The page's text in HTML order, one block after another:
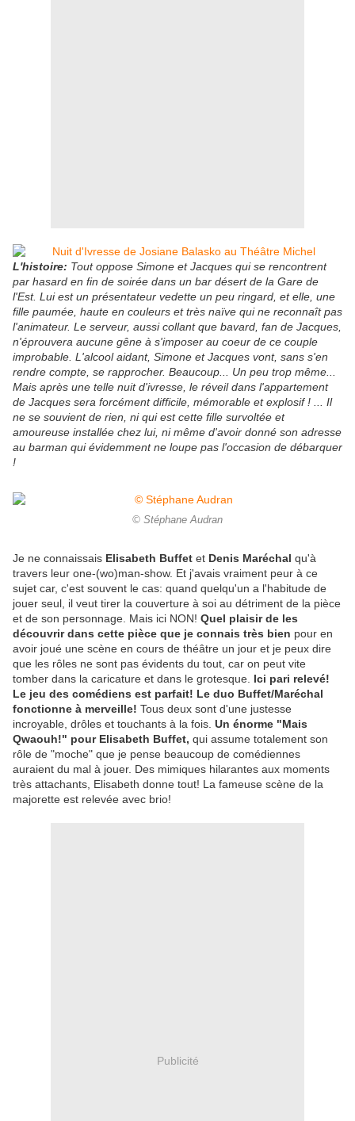
L'histoire: Tout oppose Simone et Jacques qui se rencontrent
par hasard en fin de soirée dans un bar désert de la Gare de
l'Est. Lui est un présentateur vedette un peu ringard, et elle, une
fille paumée, haute en couleurs et très naïve qui ne reconnaît pas
l'animateur. Le serveur, aussi collant que bavard, fan de Jacques,
n'éprouvera aucune gêne à s'imposer au coeur de ce couple
improbable. L'alcool aidant, Simone et Jacques vont, sans s'en
rendre compte, se rapprocher. Beaucoup... Un peu trop même...
Mais après une telle nuit d'ivresse, le réveil dans l'appartement
de Jacques sera forcément difficile, mémorable et explosif ! ... Il
ne se souvient de rien, ni qui est cette fille survoltée et
amoureuse installée chez lui, ni même d'avoir donné son adresse
au barman qui évidemment ne loupe pas l'occasion de débarquer
!
© Stéphane Audran
Je ne connaissais Elisabeth Buffet et Denis Maréchal qu'à
travers leur one-(wo)man-show. Et j'avais vraiment peur à ce
sujet car, c'est souvent le cas: quand quelqu'un a l'habitude de
jouer seul, il veut tirer la couverture à soi au détriment de la pièce
et de son personnage. Mais ici NON! Quel plaisir de les
découvrir dans cette pièce que je connais très bien pour en
avoir joué une scène en cours de théâtre un jour et je peux dire
que les rôles ne sont pas évidents du tout, car on peut vite
tomber dans la caricature et dans le grotesque. Ici pari relevé!
Le jeu des comédiens est parfait! Le duo Buffet/Maréchal
fonctionne à merveille! Tous deux sont d'une justesse
incroyable, drôles et touchants à la fois. Un énorme "Mais
Qwaouh!" pour Elisabeth Buffet, qui assume totalement son
rôle de "moche" que je pense beaucoup de comédiennes
auraient du mal à jouer. Des mimiques hilarantes aux moments
très attachants, Elisabeth donne tout! La fameuse scène de la
majorette est relevée avec brio!
Publicité